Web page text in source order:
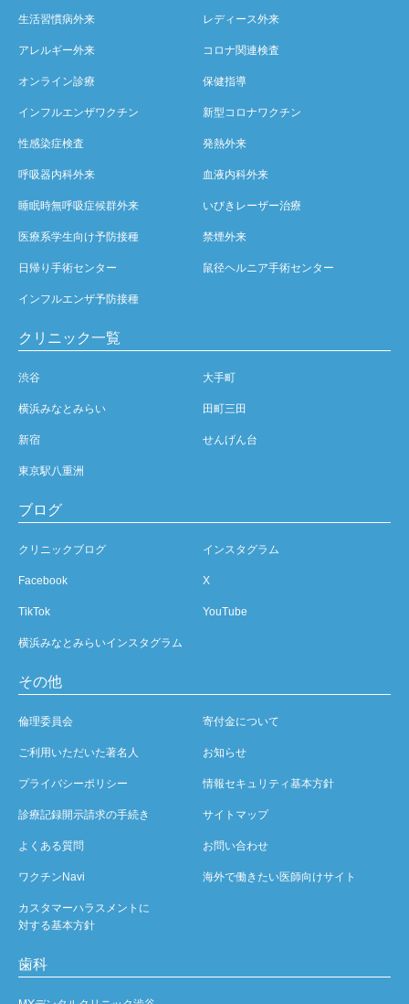
生活習慣病外来 レディース外来
アレルギー外来 コロナ関連検査
オンライン診療 保健指導
インフルエンザワクチン 新型コロナワクチン
性感染症検査 発熱外来
呼吸器内科外来 血液内科外来
睡眠時無呼吸症候群外来 いびきレーザー治療
医療系学生向け予防接種 禁煙外来
日帰り手術センター 鼠径ヘルニア手術センター
インフルエンザ予防接種
クリニック一覧
渋谷 大手町
横浜みなとみらい 田町三田
新宿 せんげん台
東京駅八重洲
ブログ
クリニックブログ インスタグラム
Facebook X
TikTok YouTube
横浜みなとみらいインスタグラム
その他
倫理委員会 寄付金について
ご利用いただいた著名人 お知らせ
プライバシーポリシー 情報セキュリティ基本方針
診療記録開示請求の手続き サイトマップ
よくある質問 お問い合わせ
ワクチンNavi 海外で働きたい医師向けサイト
カスタマーハラスメントに
対する基本方針
歯科